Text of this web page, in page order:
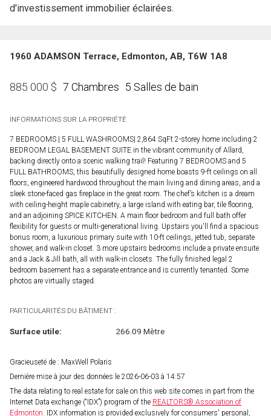
d'investissement immobilier éclairées.
1960 ADAMSON Terrace, Edmonton, AB, T6W 1A8
885 000 $ 7 Chambres 5 Salles de bain
INFORMATIONS SUR LA PROPRIÉTÉ
7 BEDROOMS | 5 FULL WASHROOMS| 2,864 SqFt 2-storey home including 2
BEDROOM LEGAL BASEMENT SUITE in the vibrant community of Allard,
backing directly onto a scenic walking trail! Featuring 7 BEDROOMS and 5
FULL BATHROOMS, this beautifully designed home boasts 9-ft ceilings on all
floors, engineered hardwood throughout the main living and dining areas, and a
sleek stone-faced gas fireplace in the great room. The chef’s kitchen is a dream
with ceiling-height maple cabinetry, a large island with eating bar, tile flooring,
and an adjoining SPICE KITCHEN. A main floor bedroom and full bath offer
flexibility for guests or multi-generational living. Upstairs you'll find a spacious
bonus room, a luxurious primary suite with 10-ft ceilings, jetted tub, separate
shower, and walk-in closet. 3 more upstairs bedrooms include a private ensuite
and a Jack & Jill bath, all with walk-in closets. The fully finished legal 2
bedroom basement has a separate entrance and is currently tenanted. Some
photos are virtually staged.
PARTICULARITÉS DU BÂTIMENT :
Surface utile: 266.09 Mètre
Gracieuseté de : MaxWell Polaris
Dernière mise à jour des données le 2026-06-03 à 14:57
The data relating to real estate for sale on this web site comes in part from the
Internet Data exchange (“IDX”) program of the REALTORS® Association of
Edmonton. IDX information is provided exclusively for consumers' personal,